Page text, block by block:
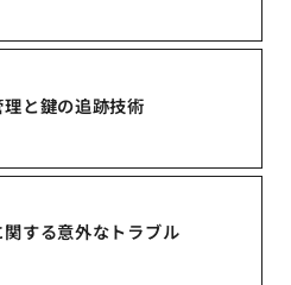
と鍵の追跡技術
する意外なトラブル